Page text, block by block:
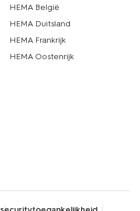
HEMA België
HEMA Duitsland
HEMA Frankrijk
HEMA Oostenrijk